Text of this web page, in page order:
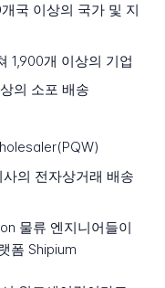
국 이상의 국가 및 지
1,900개 이상의 기업
의 소포 배송
의 전자상거래 배송
물류 엔지니어들이
폼 Shipium